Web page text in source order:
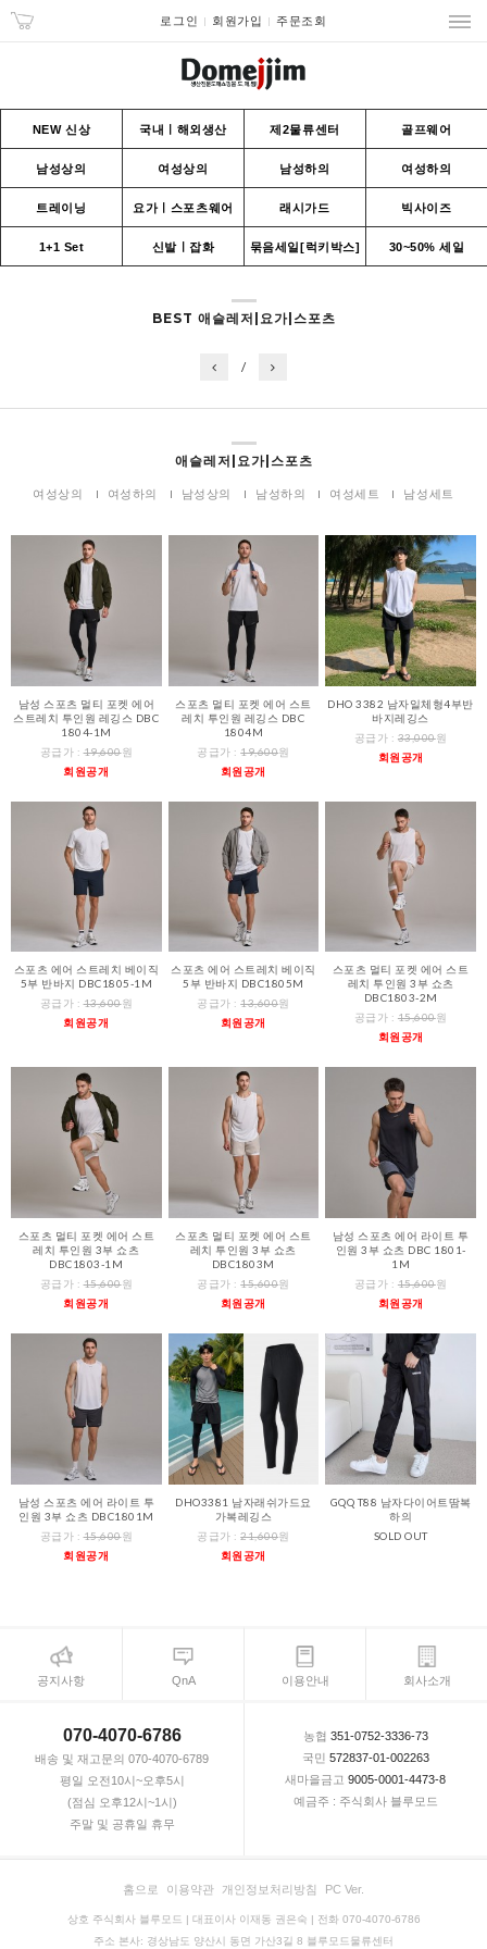
로그인 회원가입 주문조회
NEW 신상 국내ㅣ해외생산 제2물류센터 골프웨어
남성상의 여성상의 남성하의 여성하의
트레이닝 요가ㅣ스포츠웨어 래시가드 빅사이즈
1+1 Set 신발ㅣ잡화 묶음세일[럭키박스] 30~50% 세일
BEST 애슬레저|요가|스포츠
/
애슬레저|요가|스포츠
여성상의 여성하의 남성상의 남성하의 여성세트 남성세트
남성 스포츠 멀티 포켓 에어
스트레치 투인원 레깅스 DBC
1804-1M
공급가 :19,600원
회원공개
스포츠 멀티 포켓 에어 스트
레치 투인원 레깅스 DBC
1804M
공급가 :19,600원
회원공개
DHO 3382 남자일체형4부반
바지레깅스
공급가 : 33,000원
회원공개
스포츠 에어 스트레치 베이직
5부 반바지 DBC1805-1M
공급가 :13,600원
회원공개
스포츠 에어 스트레치 베이직
5부 반바지 DBC1805M
공급가 :13,600원
회원공개
스포츠 멀티 포켓 에어 스트
레치 투인원 3부 쇼츠
DBC1803-2M
공급가 : 15,600원
회원공개
스포츠 멀티 포켓 에어 스트
레치 투인원 3부 쇼츠
DBC1803-1M
공급가 :15,600원
회원공개
스포츠 멀티 포켓 에어 스트
레치 투인원 3부 쇼츠
DBC1803M
공급가 :15,600원
회원공개
남성 스포츠 에어 라이트 투
인원 3부 쇼츠 DBC 1801-
1M
공급가 : 15,600원
회원공개
남성 스포츠 에어 라이트 투
인원 3부 쇼츠 DBC1801M
공급가 :15,600원
회원공개
DHO3381 남자래쉬가드요
가복레깅스
공급가 :21,600원
회원공개
GQQ T88 남자다이어트땀복
하의
SOLD OUT
공지사항 QnA 이용안내 회사소개
070-4070-6786
배송 및 재고문의 070-4070-6789
평일 오전10시~오후5시
(점심 오후12시~1시)
주말 및 공휴일 휴무
농협 351-0752-3336-73
국민 572837-01-002263
새마을금고 9005-0001-4473-8
예금주 : 주식회사 블루모드
홈으로 이용약관 개인정보처리방침 PC Ver.
상호 주식회사 블루모드 | 대표이사 이재동 권은숙 | 전화 070-4070-6786
주소 본사: 경상남도 양산시 동면 가산3길 8 블루모드물류센터